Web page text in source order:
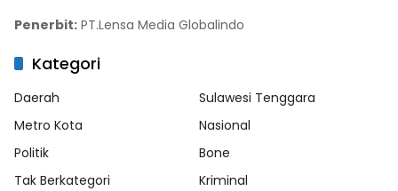
Penerbit: PT.Lensa Media Globalindo
Kategori
Daerah
Sulawesi Tenggara
Metro Kota
Nasional
Politik
Bone
Tak Berkategori
Kriminal